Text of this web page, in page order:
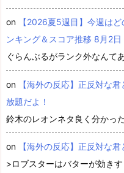
on
【2026夏5週目】今週は
ンキング＆スコア推移 8月2日
ぐらんぶるがランク外なんて
on
【海外の反応】正反対な
放題だよ！
鈴木のレオンネタ良く分かっ
on
【海外の反応】正反対な
>ロブスターはバターが効き